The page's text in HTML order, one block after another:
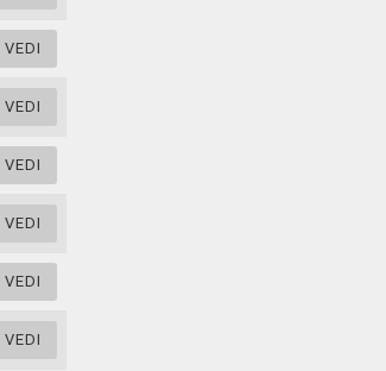
VEDI
VEDI
VEDI
VEDI
VEDI
VEDI